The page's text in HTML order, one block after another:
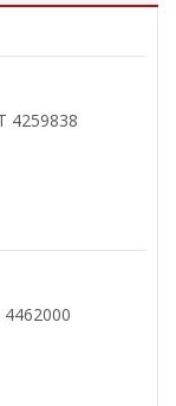
4259838
4462000